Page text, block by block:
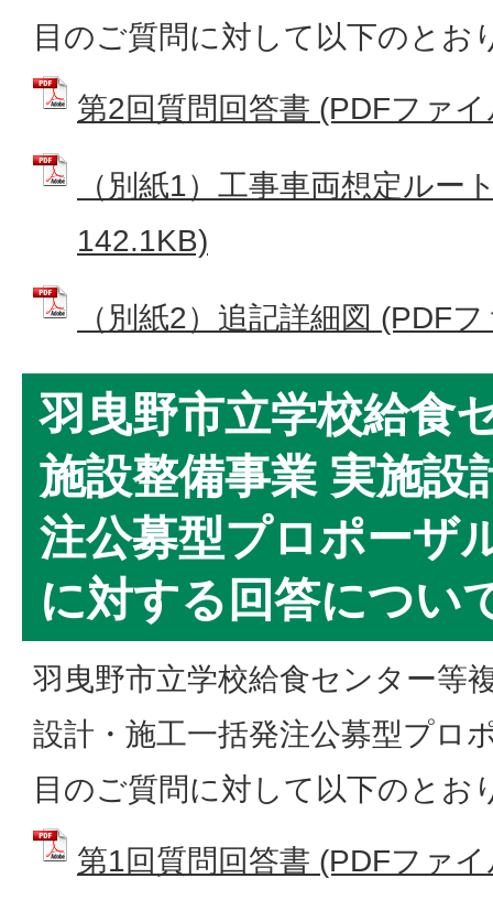
目のご質問に対して以下のとお
第2回質問回答書 (PDFファ
（別紙1）工事車両想定ルー
142.1KB)
（別紙2）追記詳細図 (PDF
羽曳野市立学校給食
施設整備事業 実施設
注公募型プロポーザ
に対する回答につい
羽曳野市立学校給食センター等
設計・施工一括発注公募型プロ
目のご質問に対して以下のとお
第1回質問回答書 (PDFファ